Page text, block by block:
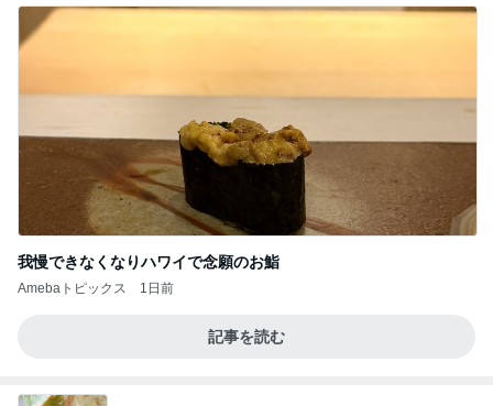
我慢できなくなりハワイで念願のお鮨
Amebaトピックス 1日前
記事を読む